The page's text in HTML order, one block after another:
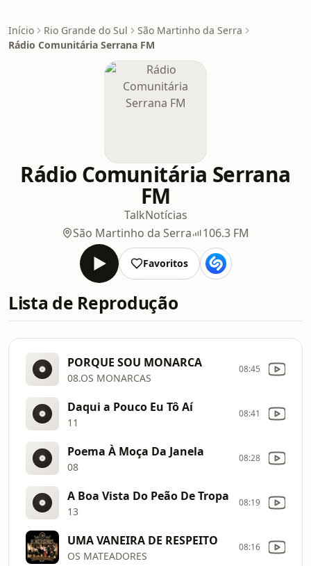
Início Rio Grande do Sul
São Martinho da Serra
Rádio Comunitária Serrana FM
Rádio Comunitária Serrana
FM
TalkNotícias
São Martinho da Serra
106.3 FM
Favoritos
Lista de Reprodução
PORQUE SOU MONARCA
08.OS MONARCAS
08:45
Daqui a Pouco Eu Tô Aí
11
08:41
Poema À Moça Da Janela
08
08:28
A Boa Vista Do Peão De Tropa
13
08:19
UMA VANEIRA DE RESPEITO
OS MATEADORES
08:16